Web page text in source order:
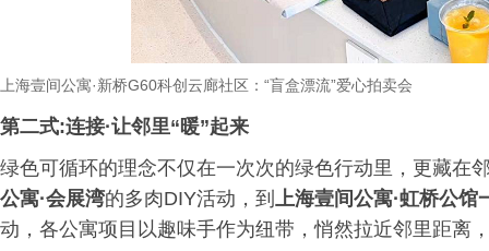
上海壹间公寓·新桥G60科创云廊社区： “盲盒漂流”爱心拍卖会
第二式:连接·让邻里“暖”起来
绿色可循环的理念不仅在一次次的绿色行动里，更藏在
公寓·会展湾的多肉DIY活动，到 上海壹间公寓·虹桥公馆
动，各公寓项目以趣味手作为纽带，悄然拉近邻里距离